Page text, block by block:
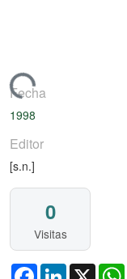
Fecha
1998
Editor
[s.n.]
0
Visitas
FacebookLinkedIn
X